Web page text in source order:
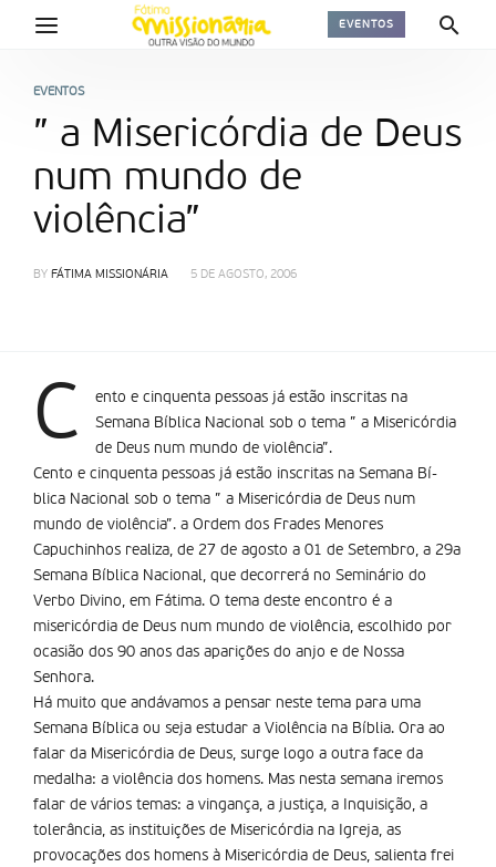
EVENTOS
EVENTOS
” a Misericórdia de Deus
num mundo de
violência”
BY FÁTIMA MISSIONÁRIA 5 DE AGOSTO, 2006
C
ento e cinquenta pessoas já estão inscritas na
Semana Bí­blica Nacional sob o tema ” a Misericórdia
de Deus num mundo de violência”.
Cento e cinquenta pessoas já estão inscritas na Semana Bí­
blica Nacional sob o tema ” a Misericórdia de Deus num
mundo de violência”. a Ordem dos Frades Menores
Capuchinhos realiza, de 27 de agosto a 01 de Setembro, a 29a
Semana Bíblica Nacional, que decorrerá no Seminário do
Verbo Divino, em Fátima. O tema deste encontro é a
misericórdia de Deus num mundo de violência, escolhido por
ocasião dos 90 anos das aparições do anjo e de Nossa
Senhora.
Há muito que andávamos a pensar neste tema para uma
Semana Bíblica ou seja estudar a Violência na Bíblia. Ora ao
falar da Misericórdia de Deus, surge logo a outra face da
medalha: a violência dos homens. Mas nesta semana iremos
falar de vários temas: a vingança, a justiça, a Inquisição, a
tolerância, as instituições de Misericórdia na Igreja, as
provocações dos homens à Misericórdia de Deus, salienta frei